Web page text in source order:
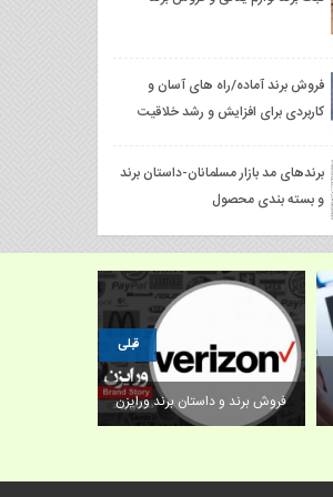
فروش برند آماده/راه های آسان و
کاربردی برای افزایش و رشد خلاقیت
برندهای مد بازار مسلمانان-داستان برند
و بسته بندی محصول
فروش برند و داستان برند ورایزن
قبلی